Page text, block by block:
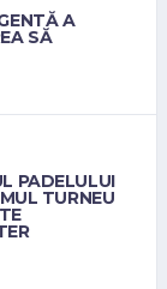
A
SĂ
PADELULUI
TURNEU